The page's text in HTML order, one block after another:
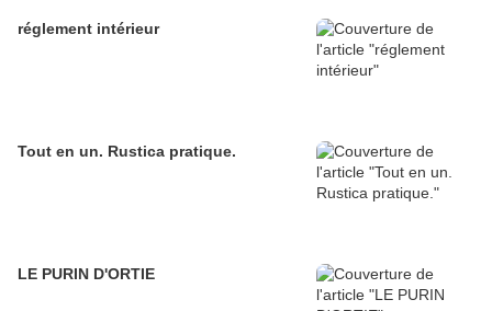
réglement intérieur
Tout en un. Rustica pratique.
LE PURIN D'ORTIE